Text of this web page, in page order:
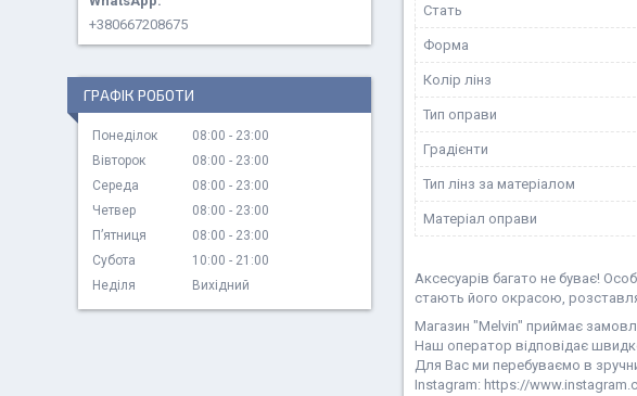
Стать
Форма
Колір лінз
Тип оправи
Градієнти
Тип лінз за матеріалом
Матеріал оправи
Аксесуарів багато не буває!
стають його окрасою,
Магазин "Melvin" приймає
Наш оператор відповідає
Для Вас ми перебуваємо в
Instagram: https://
+380667208675
ГРАФІК РОБОТИ
Понеділок 08:00
23:00
Вівторок
08:00
23:00
Середа
08:00
23:00
Четвер
08:00
23:00
Пʼятниця
08:00
23:00
Субота
10:00
21:00
Неділя
Вихідний